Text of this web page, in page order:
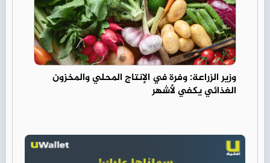
وزير الزراعة: وفرة في الإنتاج المحلي والمخزون
الغذائي يكفي لأشهر